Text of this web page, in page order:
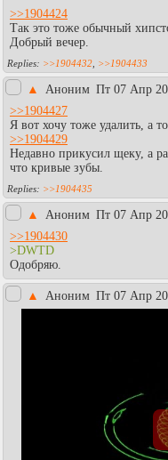
>>1904424
Так это тоже обычный
Добрый вечер.
>>1904432 >>1904433
▲ Аноним Пт 07 Апр
>>1904427
Я вот хочу тоже удалить, а
>>1904429
Недавно прикусил щеку, а
что кривые зубы.
>>1904435
▲ Аноним Пт 07 Апр
>>1904430
>DWTD
Одобряю.
▲ Аноним Пт 07 Апр